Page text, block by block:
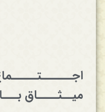
میــثــــاق